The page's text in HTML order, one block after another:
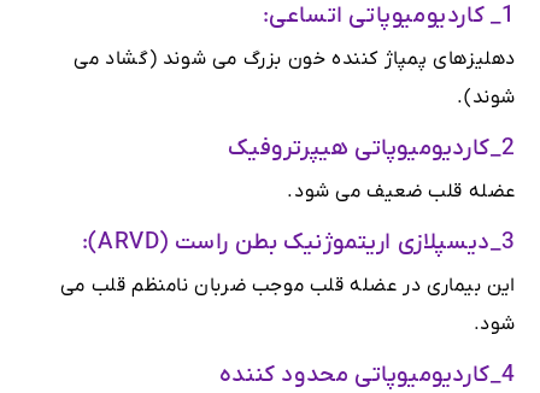
1_ کاردیومیوپاتی اتساعی:
دهلیزهای پمپاژ کننده خون بزرگ می شوند (گشاد می
شوند).
2_کاردیومیوپاتی هیپرتروفیک
عضله قلب ضعیف می شود.
3_دیسپلازی اریتموژنیک بطن راست (ARVD):
این بیماری در عضله قلب موجب ضربان نامنظم قلب می
شود.
4_کاردیومیوپاتی محدود کننده